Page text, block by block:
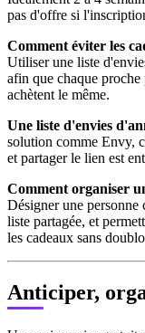
pas d'offre si
Comment éviter les
Utiliser une liste
afin que chaque proche
achètent le même.
Une liste d'envies
solution comme Envy,
et partager le lien est
Comment organiser
Désigner une personne
liste partagée, et
les cadeaux sans
Anticiper,